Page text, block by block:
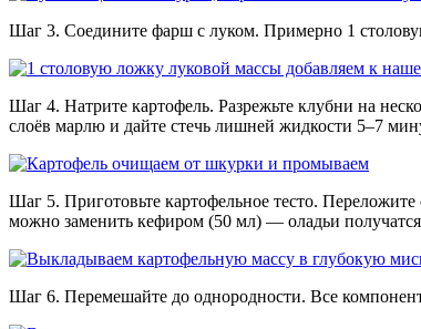
Шаг 3. Соедините фарш с луком. Примерно 1
Шаг 4. Натрите картофель. Разрежьте клубни на
слоёв марлю и дайте стечь лишней жидкости 5–7
Шаг 5. Приготовьте картофельное тесто.
можно заменить кефиром (50 мл) — оладьи
Шаг 6. Перемешайте до однородности. Все